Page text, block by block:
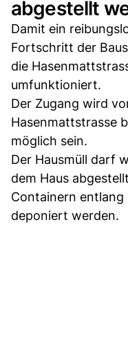
abgestellt
Damit ein
Fortschritt der
die
umfunktioniert.
Der Zugang wird
Hasenmattstrasse
möglich sein.
Der Hausmüll darf
dem Haus
Containern
deponiert werden.